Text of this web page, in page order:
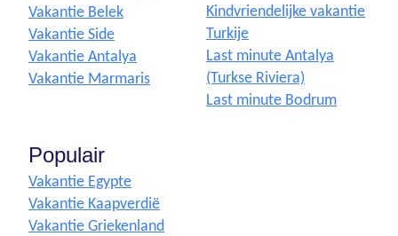
Vakantie Belek
Vakantie Side
Vakantie Antalya
Vakantie Marmaris
Kindvriendelijke vakantie
Turkije
Last minute Antalya
(Turkse Riviera)
Last minute Bodrum
Populair
Vakantie Egypte
Vakantie Kaapverdië
Vakantie Griekenland